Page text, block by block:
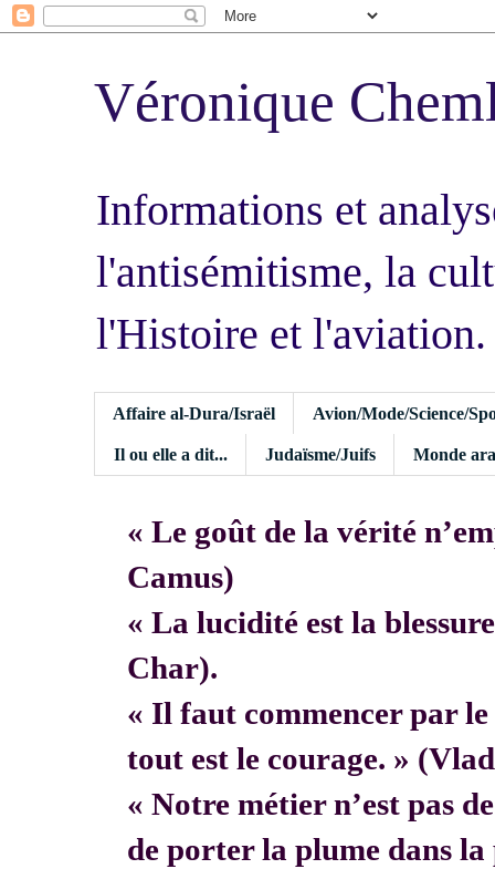
Véronique
Informations et
l'antisémitisme, la
l'Histoire et l'aviation.
Affaire al-Dura/Israël Avion/Mode/Science/
Il ou elle a dit... Judaïsme/Juifs Monde
« Le goût de la vérité
Camus)
« La lucidité est la
Char).
« Il faut commencer par le
tout est le courage. »
« Notre métier n’est pas
de porter la plume dans